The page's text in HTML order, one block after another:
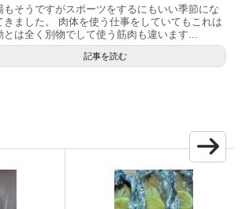
もそうですがスポーツをするにもいい季節にな
きました。 肉体を使う仕事をしていてもこれは
とは全く別物でして使う筋肉も違います...
記事を読む